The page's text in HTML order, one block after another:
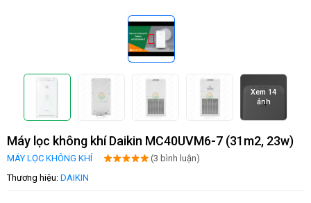
Xem 14
ảnh
Máy lọc không khí Daikin MC40UVM6-7 (31m2, 23w)
MÁY LỌC KHÔNG KHÍ
(3 bình luận)
Thương hiệu: DAIKIN